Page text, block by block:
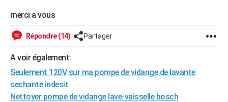
VOYAGE
GUIDES D'ACHAT
BONS PLANS
merci a vous
Répondre (14) Partager
A voir également:
Seulement 120V sur ma pompe de vidange de lavante
sechante indesit
Nettoyer pompe de vidange lave-vaisselle bosch